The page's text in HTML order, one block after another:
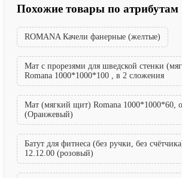
Похожие товары по атрибутам
ROMANA Качели фанерные (желтые)
Мат с прорезями для шведской стенки
Romana 1000*1000*100 , в 2 сложения
Мат (мягкий щит) Romana 1000*1000*60,
(Оранжевый)
Батут для фитнеса (без ручки, без
12.12.00 (розовый)